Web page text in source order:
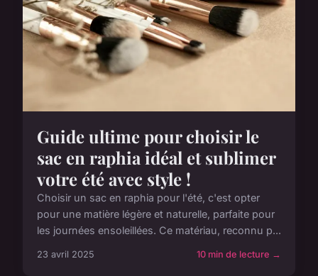
Guide ultime pour choisir le
sac en raphia idéal et sublimer
votre été avec style !
Choisir un sac en raphia pour l'été, c'est opter
pour une matière légère et naturelle, parfaite pour
les journées ensoleillées. Ce matériau, reconnu p...
23 avril 2025 10 min de lecture →